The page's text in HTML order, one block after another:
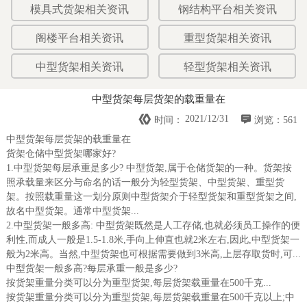
模具式货架相关资讯 钢结构平台相关资讯
阁楼平台相关资讯 重型货架相关资讯
中型货架相关资讯 轻型货架相关资讯
中型货架每层货架的载重量在
 浏览：561
 时间： 2021/12/31
中型货架每层货架的载重量在
货架仓储中型货架哪家好?
1.中型货架每层承重是多少? 中型货架,属于仓储货架的一种。货架按
照承载量来区分与命名的话一般分为轻型货架、中型货架、重型货
架。按照载重量这一划分原则中型货架介于轻型货架和重型货架之间,
故名中型货架。通常中型货架...
2.中型货架一般多高: 中型货架既然是人工存储,也就必须员工操作的便
利性,而成人一般是1.5-1.8米,手向上伸直也就2米左右,因此,中型货架一
般为2米高。当然,中型货架也可根据需要做到3米高,上层存取货时,可...
中型货架一般多高?每层承重一般是多少?
按货架重量分类可以分为重型货架,每层货架载重量在500千克...
按货架重量分类可以分为重型货架,每层货架载重量在500千克以上;中